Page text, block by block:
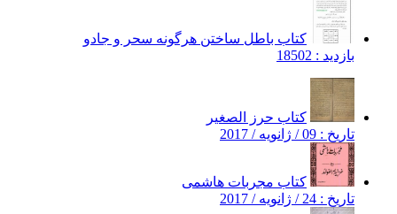
کتاب باطل ساختن هرگونه سحر و جادو
بازدید : 18502
کتاب حرز الصغیر
تاریخ : 09 / ژانویه / 2017
کتاب مجربات هاشمی
تاریخ : 24 / ژانویه / 2017